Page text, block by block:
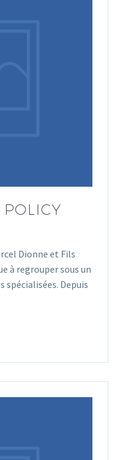
Dionne et Fils
à regrouper sous un
Depuis